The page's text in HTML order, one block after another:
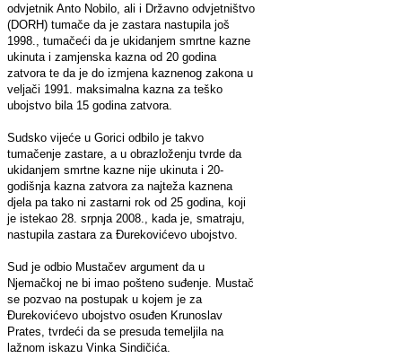
odvjetnik Anto Nobilo, ali i Državno odvjetništvo
(DORH) tumače da je zastara nastupila još
1998., tumačeći da je ukidanjem smrtne kazne
ukinuta i zamjenska kazna od 20 godina
zatvora te da je do izmjena kaznenog zakona u
veljači 1991. maksimalna kazna za teško
ubojstvo bila 15 godina zatvora.
Sudsko vijeće u Gorici odbilo je takvo
tumačenje zastare, a u obrazloženju tvrde da
ukidanjem smrtne kazne nije ukinuta i 20-
godišnja kazna zatvora za najteža kaznena
djela pa tako ni zastarni rok od 25 godina, koji
je istekao 28. srpnja 2008., kada je, smatraju,
nastupila zastara za Đurekovićevo ubojstvo.
Sud je odbio Mustačev argument da u
Njemačkoj ne bi imao pošteno suđenje. Mustač
se pozvao na postupak u kojem je za
Đurekovićevo ubojstvo osuđen Krunoslav
Prates, tvrdeći da se presuda temeljila na
lažnom iskazu Vinka Sindičića.